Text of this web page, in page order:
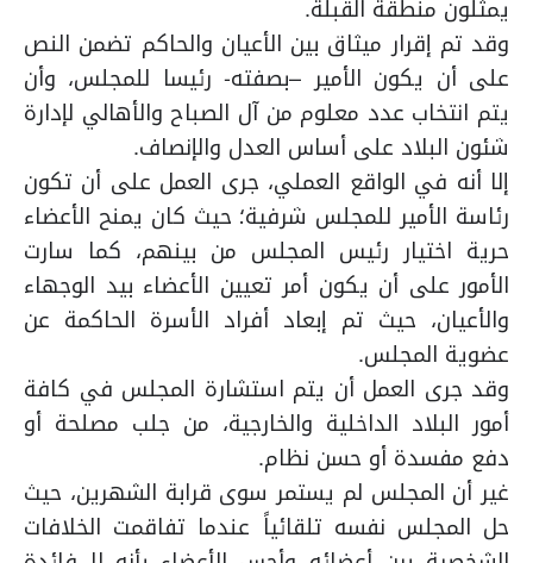
يمثلون منطقة القبلة.
وقد تم إقرار ميثاق بين الأعيان والحاكم تضمن النص
على أن يكون الأمير –بصفته- رئيسا للمجلس، وأن
يتم انتخاب عدد معلوم من آل الصباح والأهالي لإدارة
شئون البلاد على أساس العدل والإنصاف.
إلا أنه في الواقع العملي، جرى العمل على أن تكون
رئاسة الأمير للمجلس شرفية؛ حيث كان يمنح الأعضاء
حرية اختيار رئيس المجلس من بينهم، كما سارت
الأمور على أن يكون أمر تعيين الأعضاء بيد الوجهاء
والأعيان، حيث تم إبعاد أفراد الأسرة الحاكمة عن
عضوية المجلس.
وقد جرى العمل أن يتم استشارة المجلس في كافة
أمور البلاد الداخلية والخارجية، من جلب مصلحة أو
دفع مفسدة أو حسن نظام.
غير أن المجلس لم يستمر سوى قرابة الشهرين، حيث
حل المجلس نفسه تلقائياً عندما تفاقمت الخلافات